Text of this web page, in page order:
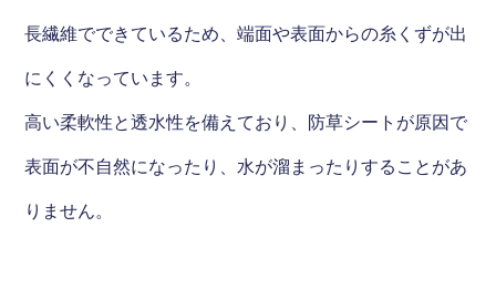
長繊維でできているため、端面や表面からの糸くずが出
にくくなっています。
高い柔軟性と透水性を備えており、防草シートが原因で
表面が不自然になったり、水が溜まったりすることがあ
りません。